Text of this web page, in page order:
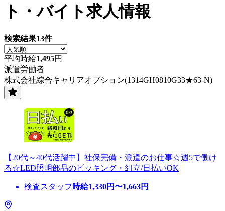
ト・バイト求人情報
検索結果13件
平均時給1,495円
派遣労働者
株式会社綜合キャリアオプション(1314GH0810G33★63-N)
【20代～40代活躍中】社保完備・派遣のお仕事☆週5で働け
る☆LED照明部品のピッキング・組立/日払いOK
検査スタッフ 時給1,330円〜1,663円